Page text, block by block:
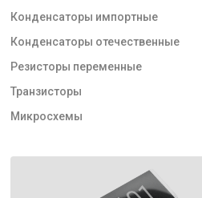
Конденсаторы импортные
Конденсаторы отечественные
Резисторы переменные
Транзисторы
Микросхемы